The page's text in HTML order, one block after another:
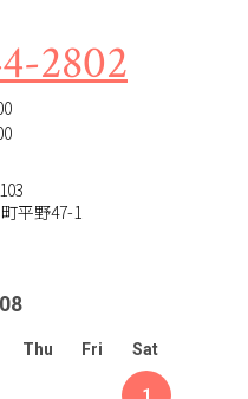
2802
平野47-1
08
Thu Fri Sat